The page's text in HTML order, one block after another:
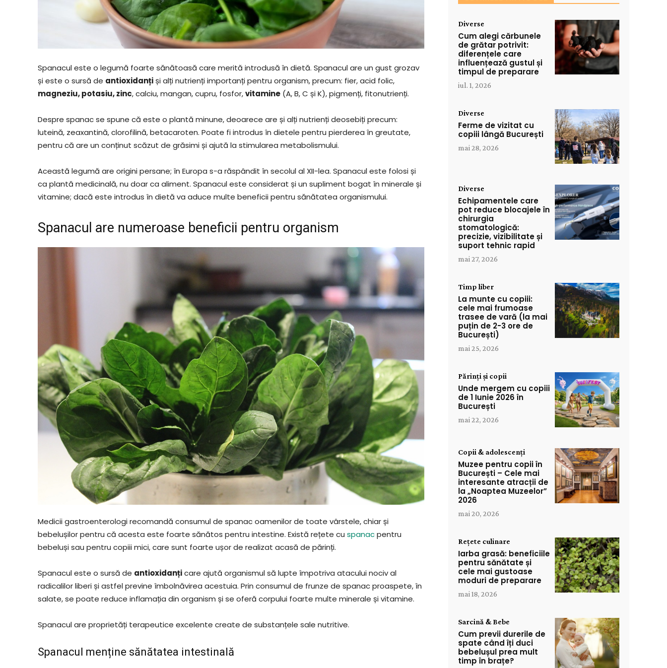
Spanacul este o legumă foarte sănătoasă care merită introdusă în dietă. Spanacul are un gust grozav
și este o sursă de antioxidanțiși alți nutrienți importanți pentru organism, precum: fier, acid folic,
magneziu, potasiu, zinc, calciu, mangan, cupru, fosfor,vitamine (A, B, C și K), pigmenți, fitonutrienți.
Despre spanac se spune că este o plantă minune, deoarece are și alți nutrienți deosebiți precum:
luteină, zeaxantină, clorofilină, betacaroten. Poate fi introdus în dietele pentru pierderea în greutate,
pentru că are un conținut scăzut de grăsimi și ajută la stimularea metabolismului.
Această legumă are origini persane; în Europa s-a răspândit în secolul al XII-lea. Spanacul este folosi și
ca plantă medicinală, nu doar ca aliment. Spanacul este considerat și un supliment bogat în minerale și
vitamine; dacă este introdus în dietă va aduce multe beneficii pentru sănătatea organismului.
Spanacul are numeroase beneficii pentru organism
Medicii gastroenterologi recomandă consumul de spanac oamenilor de toate vârstele, chiar și
bebelușilor pentru că acesta este foarte sănătos pentru intestine. Există rețete cu spanacpentru
bebeluși sau pentru copiii mici, care sunt foarte ușor de realizat acasă de părinți.
Spanacul este o sursă de antioxidanțicare ajută organismul să lupte împotriva atacului nociv al
radicalilor liberi și astfel previne îmbolnăvirea acestuia. Prin consumul de frunze de spanac proaspete, în
salate, se poate reduce inflamația din organism și se oferă corpului foarte multe minerale și vitamine.
Spanacul are proprietăți terapeutice excelente create de substanțele sale nutritive.
Spanacul menține sănătatea intestinală
Diverse
Cum alegi cărbunele
de grătar potrivit:
diferențele care
influențează gustul și
timpul de preparare
iul. 1, 2026
Diverse
Ferme de vizitat cu
copiii lângă București
mai 28, 2026
Diverse
Echipamentele care
pot reduce blocajele în
chirurgia
stomatologică:
precizie, vizibilitate și
suport tehnic rapid
mai 27, 2026
Timp liber
La munte cu copiii:
cele mai frumoase
trasee de vară (la mai
puțin de 2-3 ore de
București)
mai 25, 2026
Părinți și copii
Unde mergem cu copiii
de 1 Iunie 2026 în
București
mai 22, 2026
Copii & adolescenți
Muzee pentru copii în
București – Cele mai
interesante atracții de
la „Noaptea Muzeelor”
2026
mai 20, 2026
Rețete culinare
Iarba grasă: beneficiile
pentru sănătate și
cele mai gustoase
moduri de preparare
mai 18, 2026
Sarcină & Bebe
Cum previi durerile de
spate când îți duci
bebelușul prea mult
timp în brațe?